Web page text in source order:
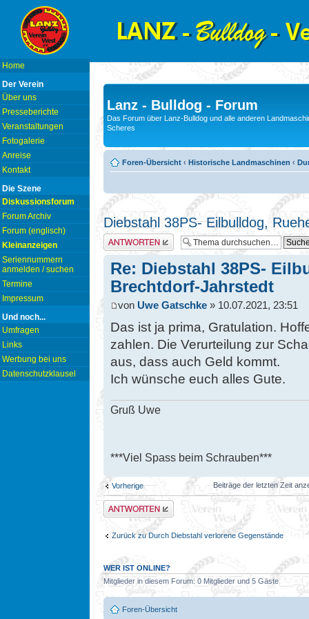
Home
Der Verein
Über uns
Presseberichte
Veranstaltungen
Fotogalerie
Anreise
Kontakt
Die Szene
Diskussionsforum
Forum Archiv
Forum (englisch)
Kleinanzeigen
Seriennummern
anmelden / suchen
Termine
Impressum
Und noch...
Umfragen
Links
Werbung bei uns
Datenschutzklausel
Lanz - Bulldog - Forum
Das Forum über Lanz-Bulldog und alle anderen
Scheres
Foren-Übersicht ‹ Historische Landmaschinen ‹
Diebstahl 38PS- Eilbulldog,
Antwort erstellen
Re: Diebstahl 38PS-
Brechtdorf-Jahrstedt
von Uwe Gatschke » 10.07.2021, 23:51
Das ist ja prima, Gratulation.
zahlen. Die Verurteilung zur
aus, dass auch Geld kommt.
Ich wünsche euch alles Gute.
Gruß Uwe
***Viel Spass beim Schrauben***
Vorherige Beiträge der letzten Zeit
Antwort erstellen
Zurück zu Durch Diebstahl verlorene Gegenstände
WER IST ONLINE?
Mitglieder in diesem Forum: 0 Mitglieder und 5 Gäste
Foren-Übersicht